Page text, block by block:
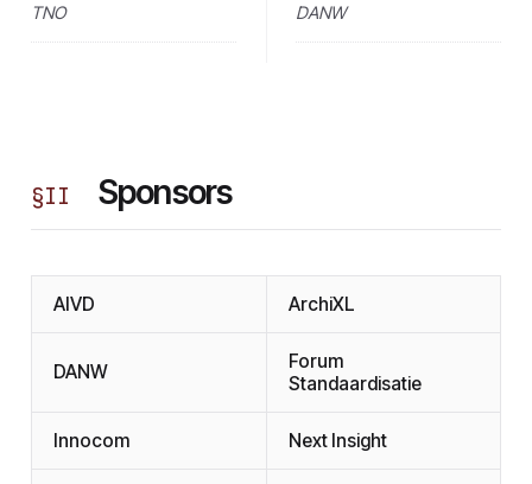
TNO DANW
§II Sponsors
AIVD ArchiXL
DANW
Forum
Standaardisatie
Innocom Next Insight